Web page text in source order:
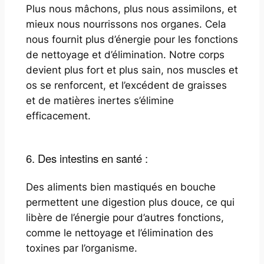
Plus nous mâchons, plus nous assimilons, et
mieux nous nourrissons nos organes. Cela
nous fournit plus d’énergie pour les fonctions
de nettoyage et d’élimination. Notre corps
devient plus fort et plus sain, nos muscles et
os se renforcent, et l’excédent de graisses
et de matières inertes s’élimine
efficacement.
6. Des intestins en santé :
Des aliments bien mastiqués en bouche
permettent une digestion plus douce, ce qui
libère de l’énergie pour d’autres fonctions,
comme le nettoyage et l’élimination des
toxines par l’organisme.